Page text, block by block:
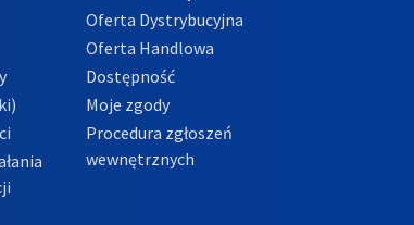
Oferta Dystrybucyjna
Oferta Handlowa
Dostępność
Moje zgody
Procedura zgłoszeń
wewnętrznych